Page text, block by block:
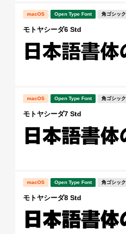
macOS Open Type Font 角ゴシック
モトヤシーダ6 Std
macOS Open Type Font 角ゴシック
モトヤシーダ7 Std
macOS Open Type Font 角ゴシック
モトヤシーダ8 Std